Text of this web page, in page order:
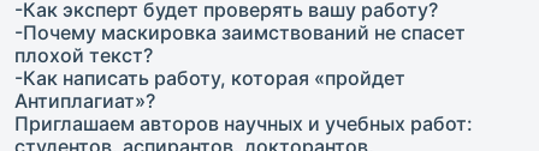
-Как эксперт будет проверять вашу работу?
-Почему маскировка заимствований не спасет
плохой текст?
-Как написать работу, которая «пройдет
Антиплагиат»?
Приглашаем авторов научных и учебных работ: